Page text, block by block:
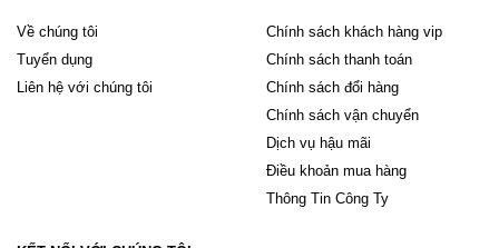
Về chúng tôi
Tuyển dụng
Liên hệ với chúng tôi
Chính sách khách hàng vip
Chính sách thanh toán
Chính sách đổi hàng
Chính sách vận chuyển
Dịch vụ hậu mãi
Điều khoản mua hàng
Thông Tin Công Ty